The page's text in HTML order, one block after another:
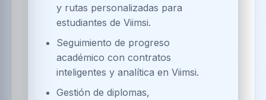
y rutas personalizadas para
estudiantes de Viimsi.
Seguimiento de progreso
académico con contratos
inteligentes y analítica en Viimsi.
Gestión de diplomas,